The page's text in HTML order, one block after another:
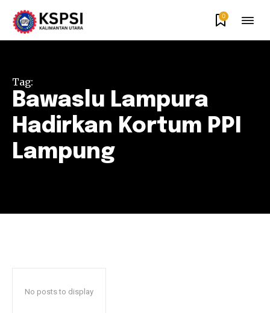
0
Tag:
Bawaslu Lampura
Hadirkan Kortum PPI
Lampung
No posts to display